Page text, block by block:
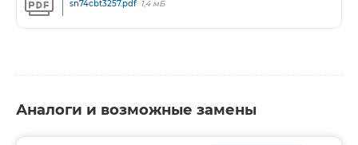
sn74cbt3257.pdf 1,4 мБ
Аналоги и возможные замены